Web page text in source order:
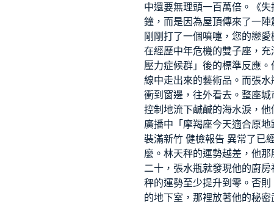
中還要無理頭一百萬倍。《
鐘，而是因為屋頂傳來了一
剛剛打了一個噴嚏，您的戀
在經歷中年危機的雙子座，
壓力症候群」後的標準反應
線中走出來的藝術品。而張
衝到窗邊，往外看去。整座
控制地流下鹹鹹的海水淚，
廣播中「摩羯座今天適合原
裝滿新竹 健檢報告 異常了已
麼。林天秤的運勢越差，他
二十，張水瓶就發現他的廚
秤的運勢至少提升到零。否
的地下室，那裡放著他的秘